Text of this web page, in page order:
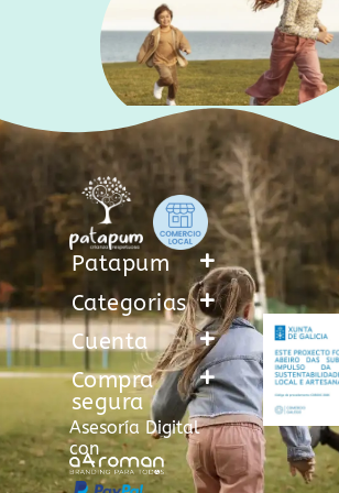
Patapum
Categorias
Cuenta
Compra
segura
Asesoría Digital
con